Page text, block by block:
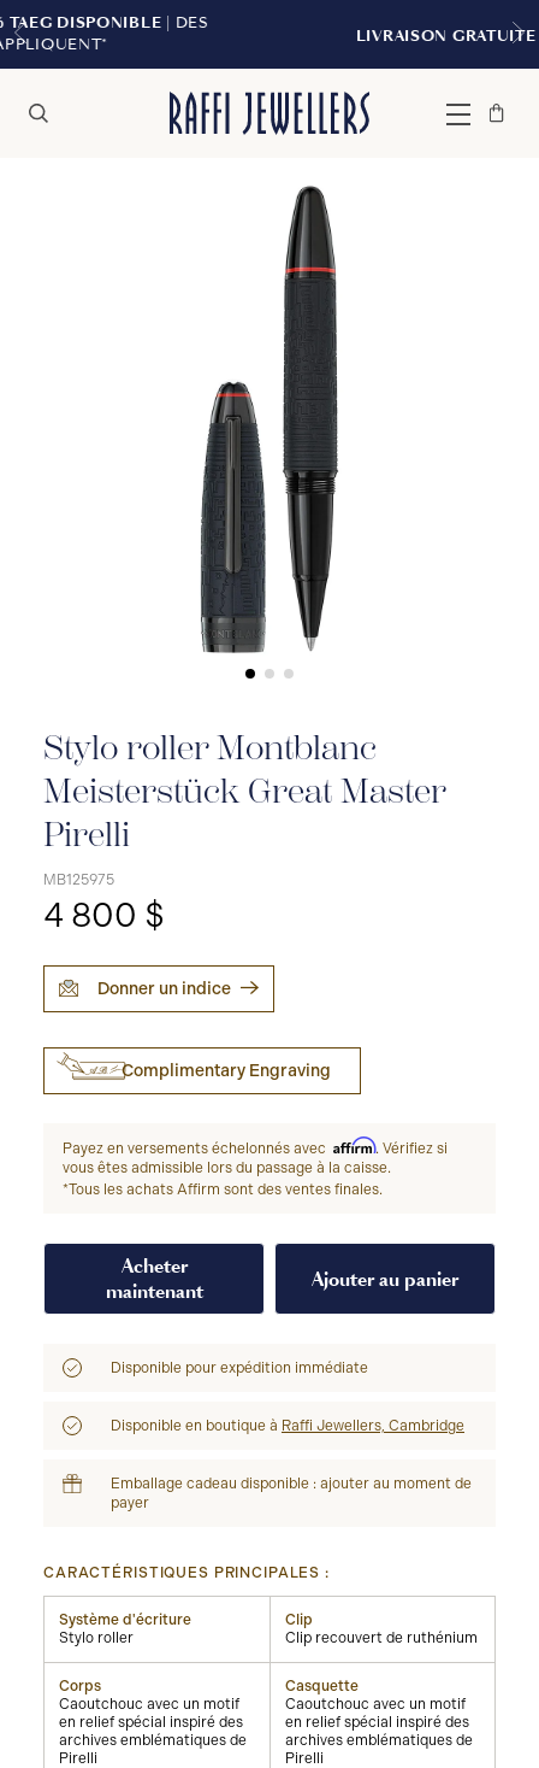
| DES
LIVRAISON GRATUITE À PARTIR DE 299
Menu
Sac
Fermer
Stylo roller Montblanc
Meisterstück Great Master
Pirelli
MB125975
4 800 $
Donner un indice
Complimentary Engraving
Payez en versements échelonnés avec Affirm. Vérifiez si
vous êtes admissible lors du passage à la caisse.
*Tous les achats Affirm sont des ventes finales.
Acheter
maintenant
Ajouter au panier
Disponible pour expédition immédiate
Disponible en boutique à Raffi Jewellers, Cambridge
Emballage cadeau disponible : ajouter au moment de
payer
CARACTÉRISTIQUES PRINCIPALES :
Système d'écriture
Stylo roller
Clip
Clip recouvert de ruthénium
Corps
Caoutchouc avec un motif
en relief spécial inspiré des
archives emblématiques de
Pirelli
Casquette
Caoutchouc avec un motif
en relief spécial inspiré des
archives emblématiques de
Pirelli